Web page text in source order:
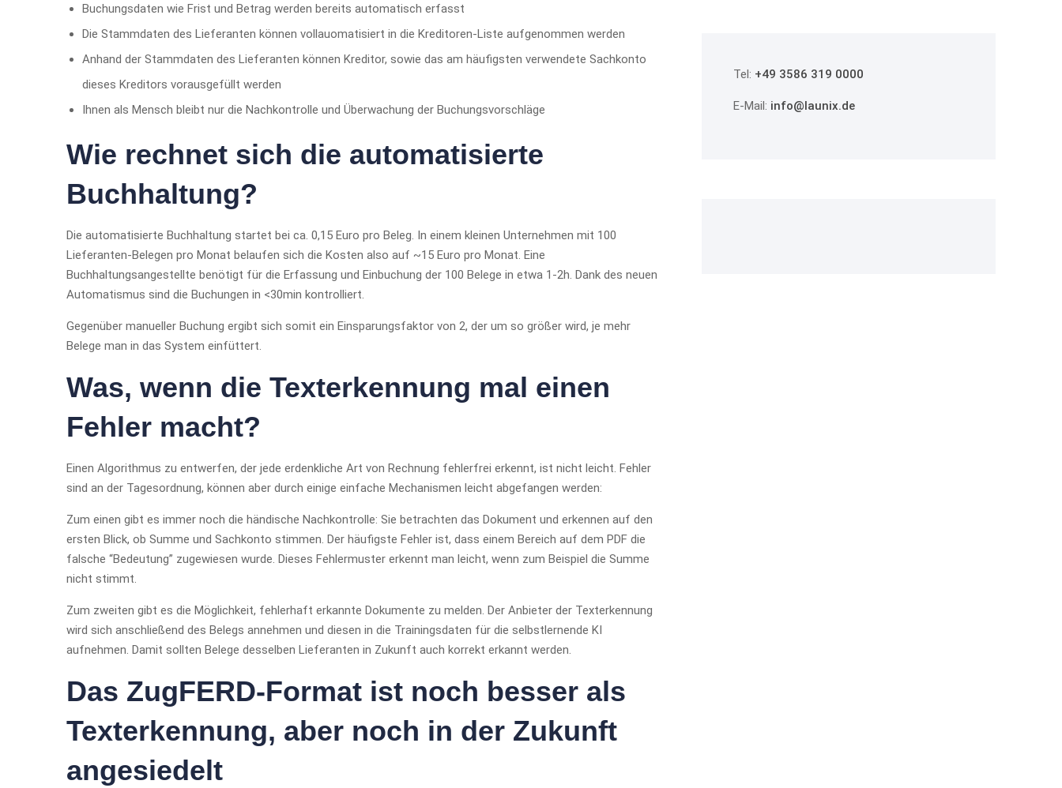
Buchungsdaten wie Frist und Betrag werden bereits automatisch erfasst
Die Stammdaten des Lieferanten können vollauomatisiert in die Kreditoren-Liste aufgenommen werden
Anhand der Stammdaten des Lieferanten können Kreditor, sowie das am häufigsten verwendete Sachkonto
dieses Kreditors vorausgefüllt werden
Ihnen als Mensch bleibt nur die Nachkontrolle und Überwachung der Buchungsvorschläge
Wie rechnet sich die automatisierte
Buchhaltung?
Die automatisierte Buchhaltung startet bei ca. 0,15 Euro pro Beleg. In einem kleinen Unternehmen mit 100
Lieferanten-Belegen pro Monat belaufen sich die Kosten also auf ~15 Euro pro Monat. Eine
Buchhaltungsangestellte benötigt für die Erfassung und Einbuchung der 100 Belege in etwa 1-2h. Dank des neuen
Automatismus sind die Buchungen in <30min kontrolliert.
Gegenüber manueller Buchung ergibt sich somit ein Einsparungsfaktor von 2, der um so größer wird, je mehr
Belege man in das System einfüttert.
Was, wenn die Texterkennung mal einen
Fehler macht?
Einen Algorithmus zu entwerfen, der jede erdenkliche Art von Rechnung fehlerfrei erkennt, ist nicht leicht. Fehler
sind an der Tagesordnung, können aber durch einige einfache Mechanismen leicht abgefangen werden:
Zum einen gibt es immer noch die händische Nachkontrolle: Sie betrachten das Dokument und erkennen auf den
ersten Blick, ob Summe und Sachkonto stimmen. Der häufigste Fehler ist, dass einem Bereich auf dem PDF die
falsche “Bedeutung” zugewiesen wurde. Dieses Fehlermuster erkennt man leicht, wenn zum Beispiel die Summe
nicht stimmt.
Zum zweiten gibt es die Möglichkeit, fehlerhaft erkannte Dokumente zu melden. Der Anbieter der Texterkennung
wird sich anschließend des Belegs annehmen und diesen in die Trainingsdaten für die selbstlernende KI
aufnehmen. Damit sollten Belege desselben Lieferanten in Zukunft auch korrekt erkannt werden.
Das ZugFERD-Format ist noch besser als
Texterkennung, aber noch in der Zukunft
angesiedelt
Tel: +49 3586 319 0000
E-Mail: info@launix.de